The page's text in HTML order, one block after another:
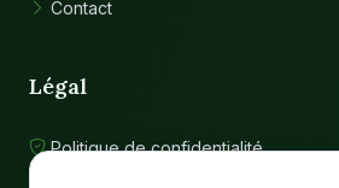
Contact
Légal
Politique de confidentialité